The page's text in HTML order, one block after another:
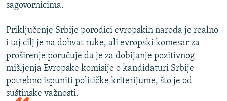
sagovornicima.
Priključenje Srbije porodici evropskih naroda je realno
i taj cilj je na dohvat ruke, ali evropski komesar za
proširenje poručuje da je za dobijanje pozitivnog
mišljenja Evropske komisije o kandidaturi Srbije
potrebno ispuniti političke kriterijume, što je od
suštinske važnosti.